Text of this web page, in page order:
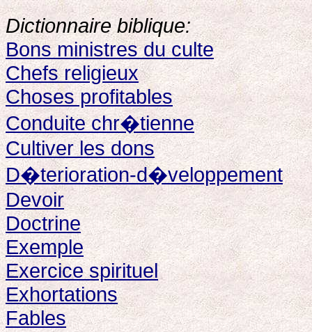
Dictionnaire biblique:
Bons ministres du culte
Chefs religieux
Choses profitables
Conduite chr�tienne
Cultiver les dons
D�terioration-d�veloppement
Devoir
Doctrine
Exemple
Exercice spirituel
Exhortations
Fables